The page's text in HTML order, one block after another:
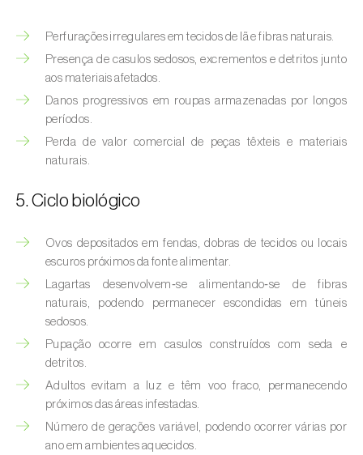
Aranhiço-vermelho (Tetranychus urticae)
Besouro‑verde‑das‑tílias ( Lytta vesicatoria)
Bichado-da-ameixeira (
Grapholita (=Cydia)
funebrana
fasciana)
Bichado-da-castanha-do-tarde ( Cydia
splendana)
Bichado-da-castanha-intermédio (Cydia
fagiglandana
Bichado-da-fruta ( Cydia pomonella)
Borboleta-branca-grande-da-couve (Pieris
brassicae)
Borboleta-branca-pequena-da-couve
Perfurações irregulares em tecidos de lã e fibras naturais.
Presença de casulos sedosos, excrementos e detritos junto
aos materiais afetados.
Danos progressivos em roupas armazenadas por longos
períodos.
Perda de valor comercial de peças têxteis e materiais
naturais.
5. Ciclo biológico
Ovos depositados em fendas, dobras de tecidos ou locais
escuros próximos da fonte alimentar.
Lagartas desenvolvem‑se alimentando‑se de fibras
naturais, podendo permanecer escondidas em túneis
sedosos.
Pupação ocorre em casulos construídos com seda e
detritos.
Adultos evitam a luz e têm voo fraco, permanecendo
próximos das áreas infestadas.
Número de gerações variável, podendo ocorrer várias por
ano em ambientes aquecidos.